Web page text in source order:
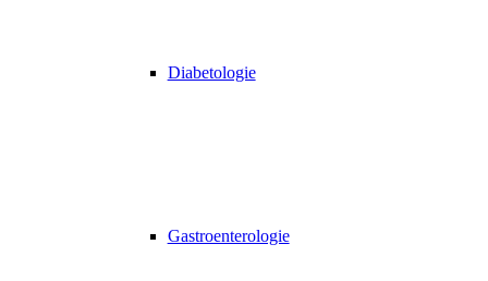
Diabetologie
Gastroenterologie